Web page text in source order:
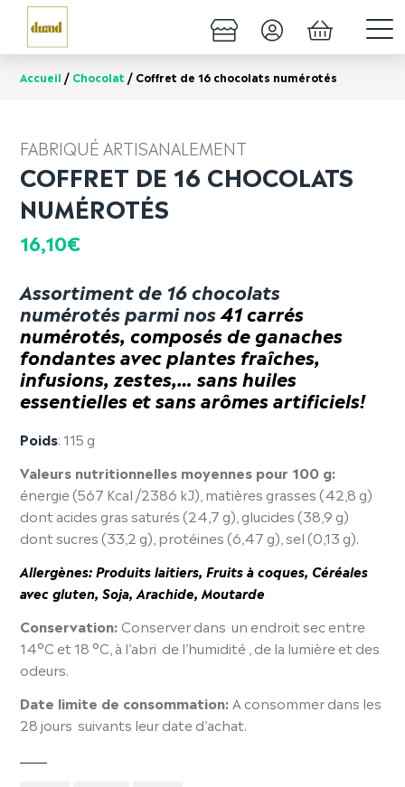
Accueil / Chocolat / Coffret de 16 chocolats numérotés
FABRIQUÉ ARTISANALEMENT
COFFRET DE 16 CHOCOLATS
NUMÉROTÉS
16,10€
Assortiment de 16 chocolats
numérotés parmi nos41 carrés
numérotés, composés de ganaches
fondantes avec plantes fraîches,
infusions, zestes,… sans huiles
essentielles et sans arômes artificiels!
Poids: 115 g
Valeurs nutritionnelles moyennes pour 100 g:
énergie (567 Kcal /2386 kJ), matières grasses (42,8 g)
dont acides gras saturés (24,7 g), glucides (38,9 g)
dont sucres (33,2 g), protéines (6,47 g), sel (0,13 g).
Allergènes: Produits laitiers, Fruits à coques, Céréales
avec gluten, Soja, Arachide, Moutarde
Conservation:Conserver dans un endroit sec entre
14°C et 18 °C, à l’abri de l’humidité , de la lumière et des
odeurs.
Date limite de consommation:A consommer dans les
28 jours suivants leur date d’achat.